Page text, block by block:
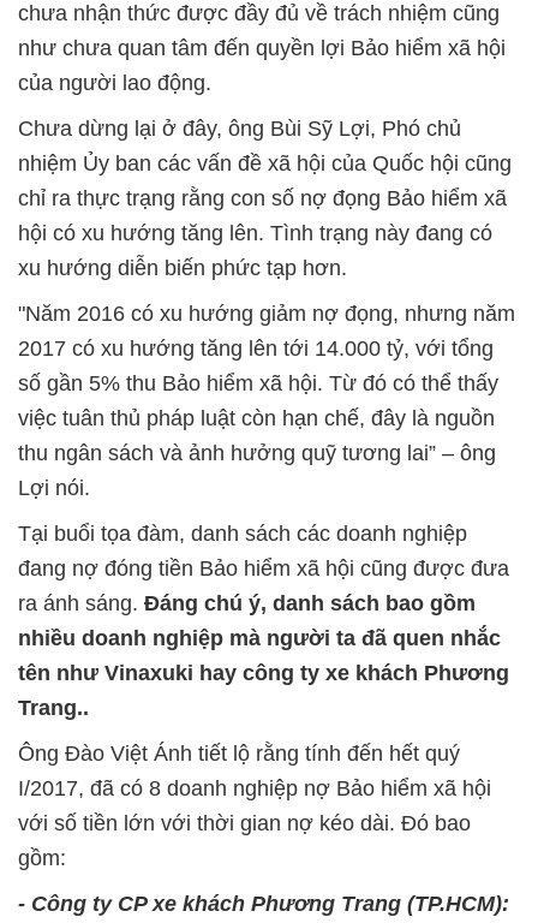
chưa nhận thức được đầy đủ về trách nhiệm cũng
như chưa quan tâm đến quyền lợi Bảo hiểm xã hội
của người lao động.
Chưa dừng lại ở đây, ông Bùi Sỹ Lợi, Phó chủ
nhiệm Ủy ban các vấn đề xã hội của Quốc hội cũng
chỉ ra thực trạng rằng con số nợ đọng Bảo hiểm xã
hội có xu hướng tăng lên. Tình trạng này đang có
xu hướng diễn biến phức tạp hơn.
"Năm 2016 có xu hướng giảm nợ đọng, nhưng năm
2017 có xu hướng tăng lên tới 14.000 tỷ, với tổng
số gần 5% thu Bảo hiểm xã hội. Từ đó có thể thấy
việc tuân thủ pháp luật còn hạn chế, đây là nguồn
thu ngân sách và ảnh hưởng quỹ tương lai” – ông
Lợi nói.
Tại buổi tọa đàm, danh sách các doanh nghiệp
đang nợ đóng tiền Bảo hiểm xã hội cũng được đưa
ra ánh sáng. Đáng chú ý, danh sách bao gồm
nhiều doanh nghiệp mà người ta đã quen nhắc
tên như Vinaxuki hay công ty xe khách Phương
Trang..
Ông Đào Việt Ánh tiết lộ rằng tính đến hết quý
I/2017, đã có 8 doanh nghiệp nợ Bảo hiểm xã hội
với số tiền lớn với thời gian nợ kéo dài. Đó bao
gồm:
- Công ty CP xe khách Phương Trang (TP.HCM):